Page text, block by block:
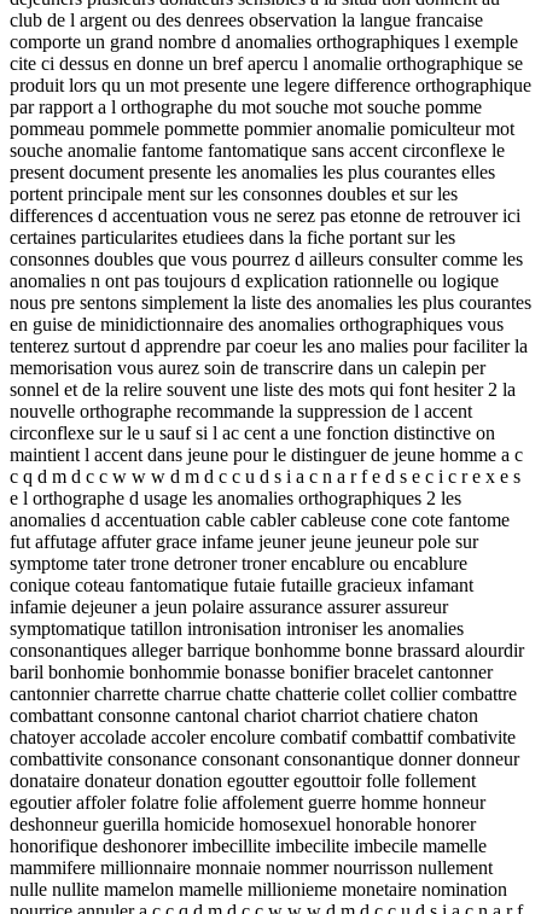
club de l argent ou des denrees observation la langue francaise
comporte un grand nombre d anomalies orthographiques l exemple
cite ci dessus en donne un bref apercu l anomalie orthographique se
produit lors qu un mot presente une legere difference orthographique
par rapport a l orthographe du mot souche mot souche pomme
pommeau pommele pommette pommier anomalie pomiculteur mot
souche anomalie fantome fantomatique sans accent circonflexe le
present document presente les anomalies les plus courantes elles
portent principale ment sur les consonnes doubles et sur les
differences d accentuation vous ne serez pas etonne de retrouver ici
certaines particularites etudiees dans la fiche portant sur les
consonnes doubles que vous pourrez d ailleurs consulter comme les
anomalies n ont pas toujours d explication rationnelle ou logique
nous pre sentons simplement la liste des anomalies les plus courantes
en guise de minidictionnaire des anomalies orthographiques vous
tenterez surtout d apprendre par coeur les ano malies pour faciliter la
memorisation vous aurez soin de transcrire dans un calepin per
sonnel et de la relire souvent une liste des mots qui font hesiter 2 la
nouvelle orthographe recommande la suppression de l accent
circonflexe sur le u sauf si l ac cent a une fonction distinctive on
maintient l accent dans jeune pour le distinguer de jeune homme a c
c q d m d c c w w w d m d c c u d s i a c n a r f e d s e c i c r e x e s
e l orthographe d usage les anomalies orthographiques 2 les
anomalies d accentuation cable cabler cableuse cone cote fantome
fut affutage affuter grace infame jeuner jeune jeuneur pole sur
symptome tater trone detroner troner encablure ou encablure
conique coteau fantomatique futaie futaille gracieux infamant
infamie dejeuner a jeun polaire assurance assurer assureur
symptomatique tatillon intronisation introniser les anomalies
consonantiques alleger barrique bonhomme bonne brassard alourdir
baril bonhomie bonhommie bonasse bonifier bracelet cantonner
cantonnier charrette charrue chatte chatterie collet collier combattre
combattant consonne cantonal chariot charriot chatiere chaton
chatoyer accolade accoler encolure combatif combattif combativite
combattivite consonance consonant consonantique donner donneur
donataire donateur donation egoutter egouttoir folle follement
egoutier affoler folatre folie affolement guerre homme honneur
deshonneur guerilla homicide homosexuel honorable honorer
honorifique deshonorer imbecillite imbecilite imbecile mamelle
mammifere millionnaire monnaie nommer nourrisson nullement
nulle nullite mamelon mamelle millionieme monetaire nomination